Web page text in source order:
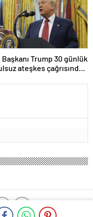
Başkanı Trump 30 günlük
ateşkes çağrısında